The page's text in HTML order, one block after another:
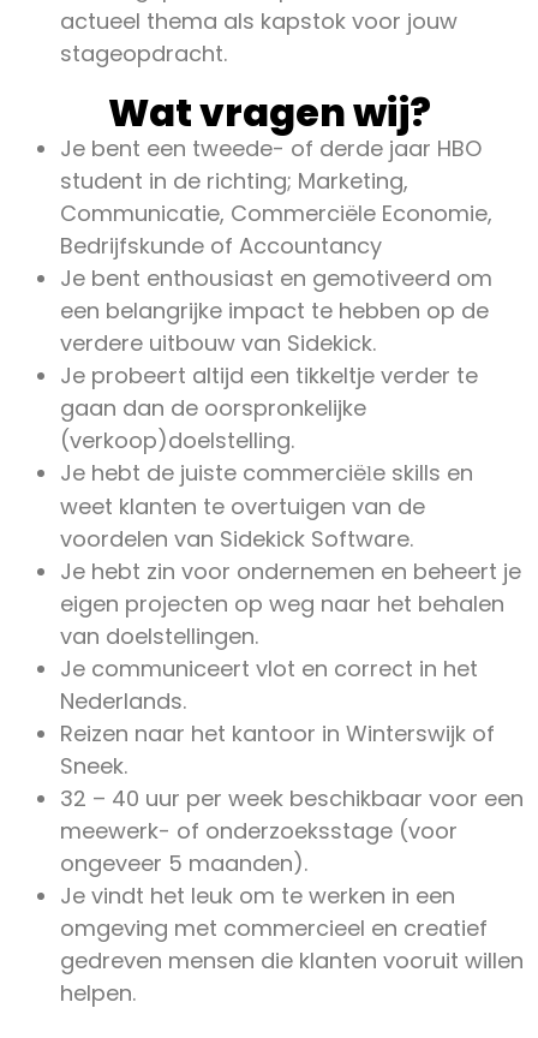
actueel thema als kapstok voor jouw
stageopdracht.
Wat vragen wij?
Je bent een tweede- of derde jaar HBO
student in de richting; Marketing,
Communicatie, Commerciële Economie,
Bedrijfskunde of Accountancy
Je bent enthousiast en gemotiveerd om
een belangrijke impact te hebben op de
verdere uitbouw van Sidekick.
Je probeert altijd een tikkeltje verder te
gaan dan de oorspronkelijke
(verkoop)doelstelling.
Je hebt de juiste commerciële skills en
weet klanten te overtuigen van de
voordelen van Sidekick Software.
Je hebt zin voor ondernemen en beheert je
eigen projecten op weg naar het behalen
van doelstellingen.
Je communiceert vlot en correct in het
Nederlands.
Reizen naar het kantoor in Winterswijk of
Sneek.
32 – 40 uur per week beschikbaar voor een
meewerk- of onderzoeksstage (voor
ongeveer 5 maanden).
Je vindt het leuk om te werken in een
omgeving met commercieel en creatief
gedreven mensen die klanten vooruit willen
helpen.